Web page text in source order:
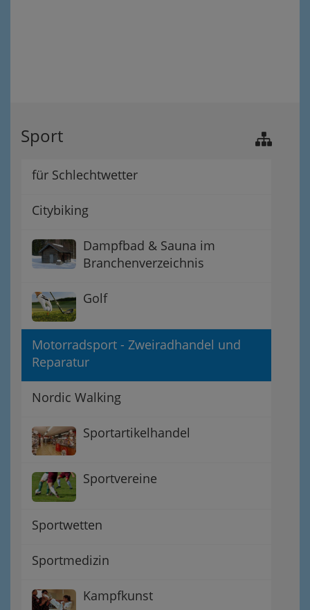
Sport
für Schlechtwetter
Citybiking
Dampfbad & Sauna im
Branchenverzeichnis
Golf
Motorradsport - Zweiradhandel und
Reparatur
Nordic Walking
Sportartikelhandel
Sportvereine
Sportwetten
Sportmedizin
Kampfkunst